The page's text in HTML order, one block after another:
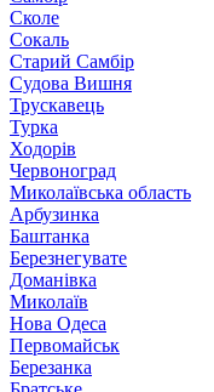
Сколе
Сокаль
Старий Самбір
Судова Вишня
Трускавець
Турка
Ходорів
Червоноград
Миколаївська область
Арбузинка
Баштанка
Березнегувате
Доманівка
Миколаїв
Нова Одеса
Первомайськ
Березанка